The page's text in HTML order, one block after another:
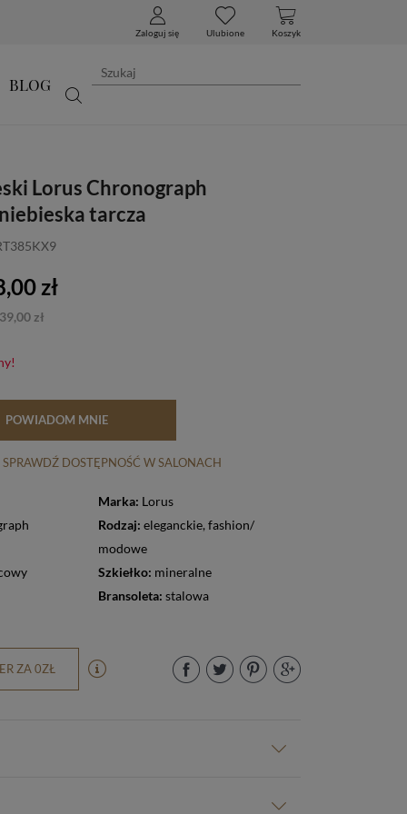
Zaloguj się Ulubione Koszyk
BLOG
Lorus Chronograph
tarcza
zł
zł
POWIADOM MNIE
SPRAWDŹ DOSTĘPNOŚĆ W SALONACH
Marka: Lorus
Rodzaj:eleganckie, fashion/
modowe
Szkiełko: mineralne
Bransoleta: stalowa
ZA 0ZŁ